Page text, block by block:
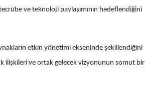
ve teknoloji paylaşımının hedeflendiğini
etkin yönetimi ekseninde şekillendiğini
ilişkileri ve ortak gelecek vizyonunun somut bir